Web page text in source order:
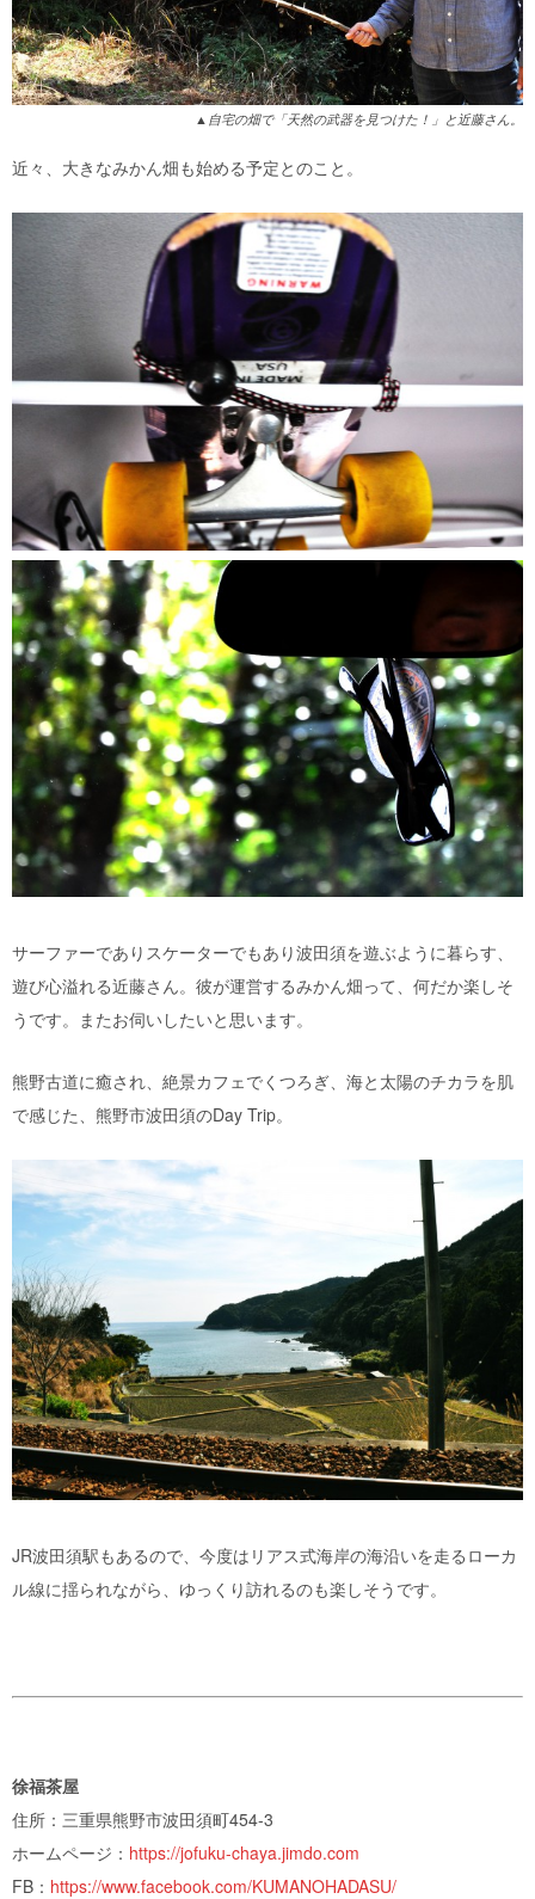
▲自宅の畑で「天然の武器を見つけた！」と近藤さん。
近々、大きなみかん畑も始める予定とのこと。
サーファーでありスケーターでもあり波田須を遊ぶように暮らす、
遊び心溢れる近藤さん。彼が運営するみかん畑って、何だか楽しそ
うです。またお伺いしたいと思います。
熊野古道に癒され、絶景カフェでくつろぎ、海と太陽のチカラを肌
で感じた、熊野市波田須のDay Trip。
JR波田須駅もあるので、今度はリアス式海岸の海沿いを走るローカ
ル線に揺られながら、ゆっくり訪れるのも楽しそうです。
徐福茶屋
住所：三重県熊野市波田須町454-3
ホームページ： https://jofuku-chaya.jimdo.com
FB： https://www.facebook.com/KUMANOHADASU/